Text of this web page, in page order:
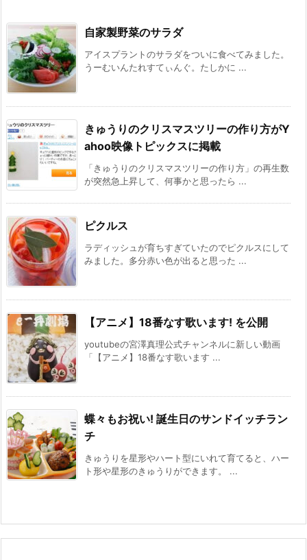
自家製野菜のサラダ
アイスプラントのサラダをついに食べてみました。
うーむいんたれすてぃんぐ。たしかに ...
きゅうりのクリスマスツリーの作り方がY
ahoo映像トピックスに掲載
「きゅうりのクリスマスツリーの作り方」の再生数
が突然急上昇して、何事かと思ったら ...
ピクルス
ラディッシュが育ちすぎていたのでピクルスにして
みました。多分赤い色が出ると思った ...
【アニメ】18番なす歌います! を公開
youtubeの宮澤真理公式チャンネルに新しい動画
「【アニメ】18番なす歌います ...
蝶々もお祝い! 誕生日のサンドイッチラン
チ
きゅうりを星形やハート型にいれて育てると、ハー
ト形や星形のきゅうりができます。 ...